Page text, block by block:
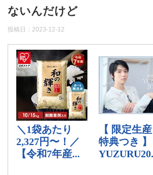
ないんだけど
投稿日： 2023-12-12